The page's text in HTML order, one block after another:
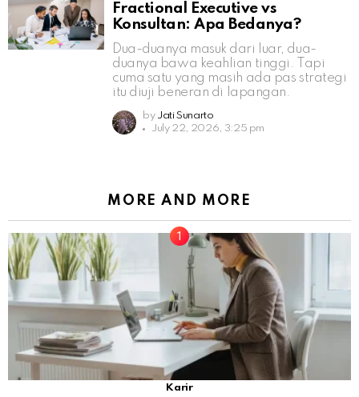
Fractional Executive vs
Konsultan: Apa Bedanya?
Dua-duanya masuk dari luar, dua-
duanya bawa keahlian tinggi. Tapi
cuma satu yang masih ada pas strategi
itu diuji beneran di lapangan.
by Jati Sunarto
July 22, 2026, 3:25 pm
MORE AND MORE
Karir